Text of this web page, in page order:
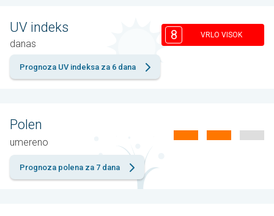
UV indeks
danas
8 VRLO VISOK
Prognoza UV indeksa za 6 dana
Polen
umereno
Prognoza polena za 7 dana